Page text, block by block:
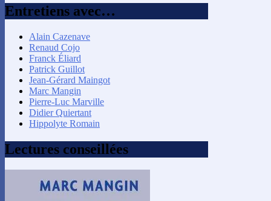
mois
Entretiens avec…
Alain Cazenave
Renaud Cojo
Franck Éliard
Patrick Guillot
Jean-Gérard Maingot
Marc Mangin
Pierre-Luc Marville
Didier Quiertant
Hippolyte Romain
Lectures conseillées